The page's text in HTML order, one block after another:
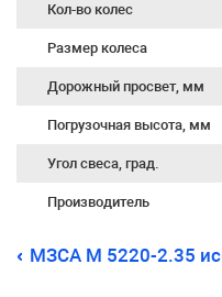
Кол-во колес
Размер колеса
Дорожный просвет, мм
Погрузочная высота, мм
Угол свеса, град.
Производитель
МЗСА М 5220-2.35